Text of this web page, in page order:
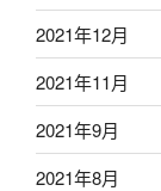
2021年12月
2021年11月
2021年9月
2021年8月